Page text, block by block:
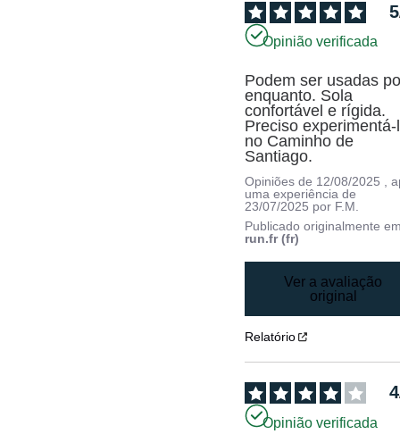
5
Opinião verificada
Podem ser usadas
enquanto. Sola
confortável e rígida.
Preciso experimentá-
no Caminho de
Santiago.
Opiniões de 12/08/2025
,
uma experiência de
23/07/2025 por F.M.
Publicado originalmente
run.fr (fr)
Ver a avaliação
original
Relatório
4
Opinião verificada